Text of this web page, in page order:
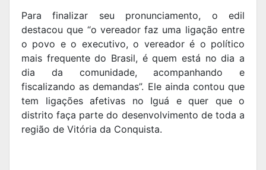
Para finalizar seu pronunciamento, o edil
destacou que “o vereador faz uma ligação entre
o povo e o executivo, o vereador é o político
mais frequente do Brasil, é quem está no dia a
dia da comunidade, acompanhando e
fiscalizando as demandas”. Ele ainda contou que
tem ligações afetivas no Iguá e quer que o
distrito faça parte do desenvolvimento de toda a
região de Vitória da Conquista.